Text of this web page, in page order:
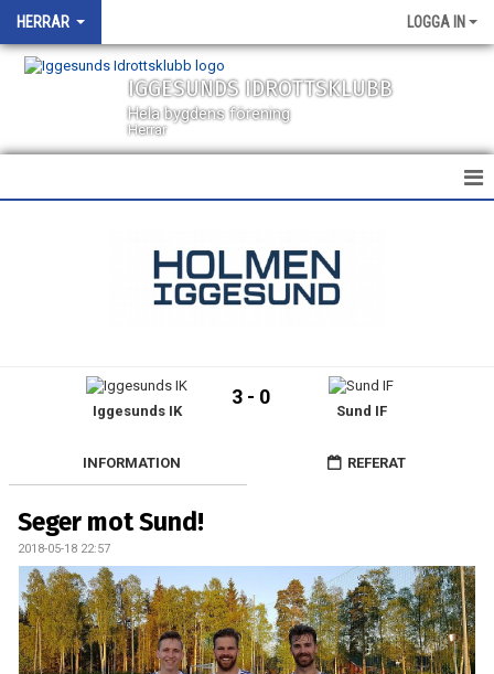
HERRAR LOGGA IN
IGGESUNDS IDROTTSKLUBB
Hela bygdens förening
Herrar
BILDGALLERI
DOKUMENT
MATCHER
Iggesunds IK
3 - 0
Sund IF
INFORMATION REFERAT
Seger mot Sund!
2018-05-18 22:57